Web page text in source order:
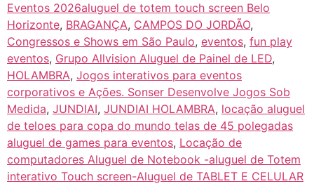
Eventos 2026aluguel de totem touch screen Belo
Horizonte, BRAGANÇA, CAMPOS DO JORDÃO,
Congressos e Shows em São Paulo, eventos, fun play
eventos, Grupo Allvision Aluguel de Painel de LED,
HOLAMBRA, Jogos interativos para eventos
corporativos e Ações. Sonser Desenvolve Jogos Sob
Medida, JUNDIAI, JUNDIAI HOLAMBRA, locação aluguel
de teloes para copa do mundo telas de 45 polegadas
aluguel de games para eventos, Locação de
computadores Aluguel de Notebook -aluguel de Totem
interativo Touch screen-Aluguel de TABLET E CELULAR